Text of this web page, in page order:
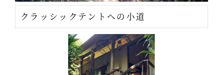
クラッシックテントへの小道